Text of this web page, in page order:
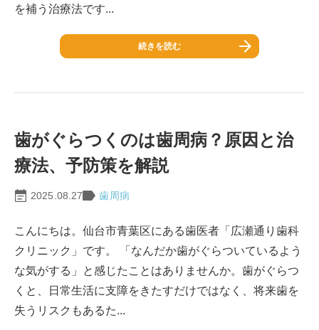
を補う治療法です...
続きを読む
歯がぐらつくのは歯周病？原因と治
療法、予防策を解説
2025.08.27 歯周病
こんにちは。仙台市青葉区にある歯医者「広瀬通り歯科
クリニック」です。 「なんだか歯がぐらついているよう
な気がする」と感じたことはありませんか。歯がぐらつ
くと、日常生活に支障をきたすだけではなく、将来歯を
失うリスクもあるた...